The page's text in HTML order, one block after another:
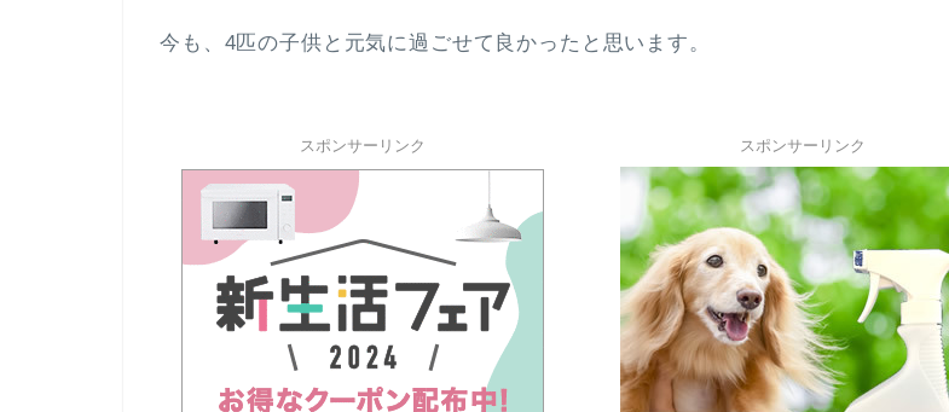
今も、4匹の子供と元気に過ごせて良かったと思います。
スポンサーリンク スポンサーリンク